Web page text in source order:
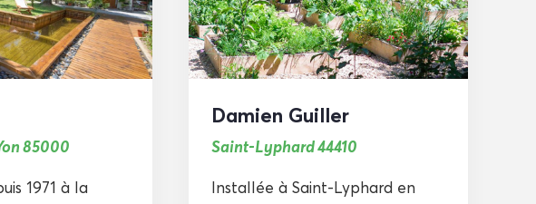
85000
1971 à la
Damien Guiller
Saint-Lyphard 44410
Installée à Saint-Lyphard en